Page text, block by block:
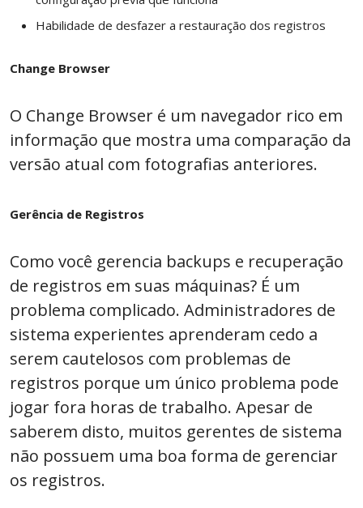
Habilidade de desfazer a restauração dos registros
Change Browser
O Change Browser é um navegador rico em
informação que mostra uma comparação da
versão atual com fotografias anteriores.
Gerência de Registros
Como você gerencia backups e recuperação
de registros em suas máquinas? É um
problema complicado. Administradores de
sistema experientes aprenderam cedo a
serem cautelosos com problemas de
registros porque um único problema pode
jogar fora horas de trabalho. Apesar de
saberem disto, muitos gerentes de sistema
não possuem uma boa forma de gerenciar
os registros.